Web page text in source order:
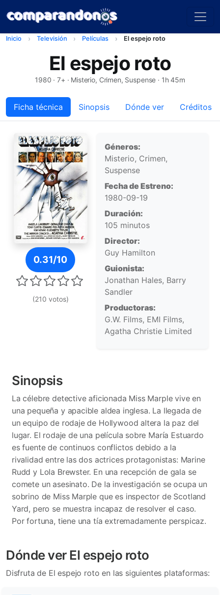
Inicio Televisión Películas El espejo roto
El espejo roto
1980 · 7+ · Misterio, Crimen, Suspense · 1h 45m
Ficha técnica Sinopsis Dónde ver Créditos
Ficha técnica
Póster de El espejo roto
0.31/10
(210 votos)
Géneros:
Misterio, Crimen,
Suspense
Fecha de Estreno:
1980-09-19
Duración:
105 minutos
Director:
Guy Hamilton
Guionista:
Jonathan Hales, Barry
Sandler
Productoras:
G.W. Films, EMI Films,
Agatha Christie Limited
Sinopsis
La célebre detective aficionada Miss Marple vive en
una pequeña y apacible aldea inglesa. La llegada de
un equipo de rodaje de Hollywood altera la paz del
lugar. El rodaje de una película sobre María Estuardo
es fuente de continuos conflictos debido a la
rivalidad entre las dos actrices protagonistas: Marine
Rudd y Lola Brewster. En una recepción de gala se
comete un asesinato. De la investigación se ocupa un
sobrino de Miss Marple que es inspector de Scotland
Yard, pero se muestra incapaz de resolver el caso.
Por fortuna, tiene una tía extremadamente perspicaz.
Dónde ver El espejo roto
Disfruta de El espejo roto en las siguientes plataformas: